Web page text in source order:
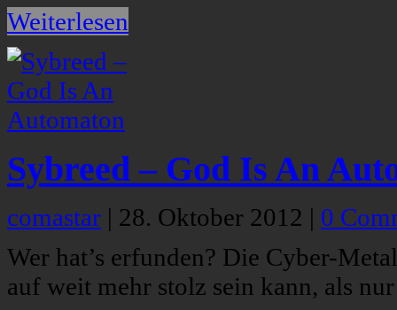
Weiterlesen
Sybreed – God Is An
comastar | 28. Oktober 2012 | 0
Wer hat’s erfunden? Die Cyber-
auf weit mehr stolz sein kann, als